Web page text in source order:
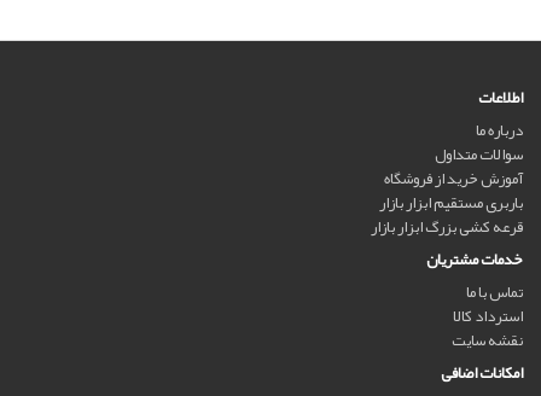
اطلاعات
درباره ما
سوالات متداول
آموزش خرید از فروشگاه
باربری مستقیم ابزار بازار
قرعه کشی بزرگ ابزار بازار
خدمات مشتریان
تماس با ما
استرداد کالا
نقشه سایت
امکانات اضافی